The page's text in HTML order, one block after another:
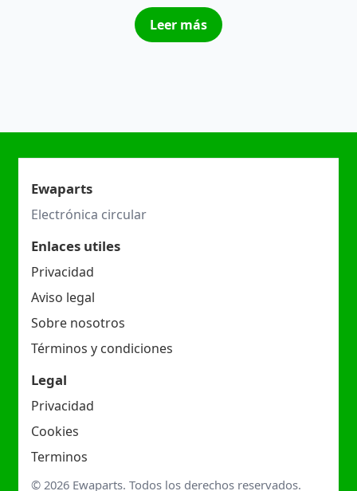
Leer más
Ewaparts
Electrónica circular
Enlaces utiles
Privacidad
Aviso legal
Sobre nosotros
Términos y condiciones
Legal
Privacidad
Cookies
Terminos
© 2026 Ewaparts. Todos los derechos reservados.